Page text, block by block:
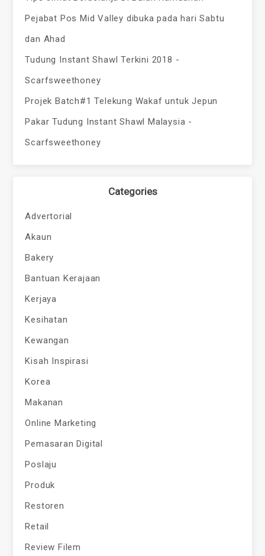
Pejabat Pos Mid Valley dibuka pada hari Sabtu
dan Ahad
Tudung Instant Shawl Terkini 2018 -
Scarfsweethoney
Projek Batch#1 Telekung Wakaf untuk Jepun
Pakar Tudung Instant Shawl Malaysia -
Scarfsweethoney
Categories
Advertorial
Akaun
Bakery
Bantuan Kerajaan
Kerjaya
Kesihatan
Kewangan
Kisah Inspirasi
Korea
Makanan
Online Marketing
Pemasaran Digital
Poslaju
Produk
Restoren
Retail
Review Filem